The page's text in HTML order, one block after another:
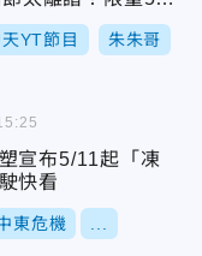
德系豪華SUV真
YT節目 朱朱哥
宣布5/11起「凍
快看
東危機